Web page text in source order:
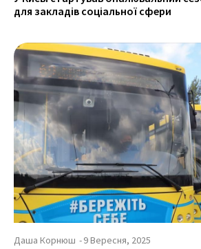
для закладів соціальної сфери
Даша Корнюш -9 Вересня, 2025